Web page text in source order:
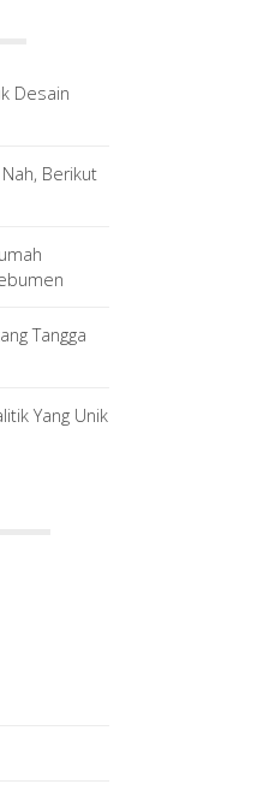
Desain
Berikut
Tangga
Yang Unik